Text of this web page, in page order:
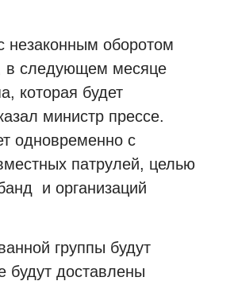
незаконным оборотом
в следующем месяце
которая будет
министр прессе.
одновременно с
патрулей, целью
и организаций
группы будут
будут доставлены